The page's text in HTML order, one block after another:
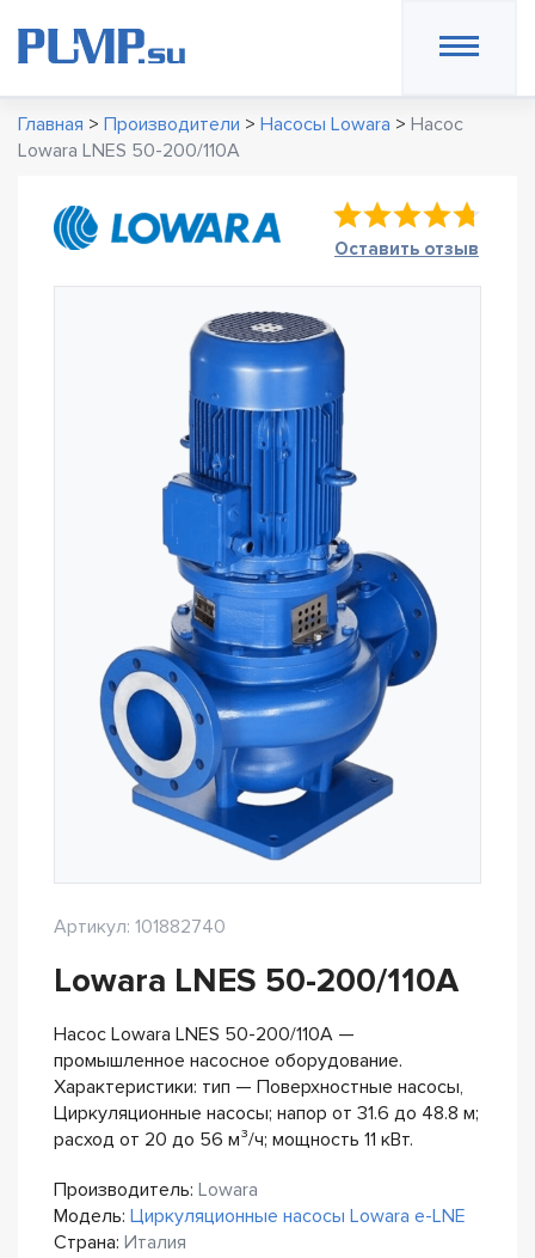
Главная > Производители > Насосы Lowara > Насос
Lowara LNES 50-200/110A
Оставить отзыв
Артикул: 101882740
Lowara LNES 50-200/110A
Насос Lowara LNES 50-200/110A —
промышленное насосное оборудование.
Характеристики: тип — Поверхностные насосы,
Циркуляционные насосы; напор от 31.6 до 48.8 м;
расход от 20 до 56 м³/ч; мощность 11 кВт.
Производитель: Lowara
Модель: Циркуляционные насосы Lowara e-LNE
Страна: Италия